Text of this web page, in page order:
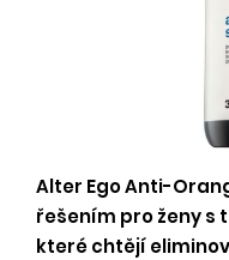
Alter Ego Anti-
řešením pro ženy s
které chtějí